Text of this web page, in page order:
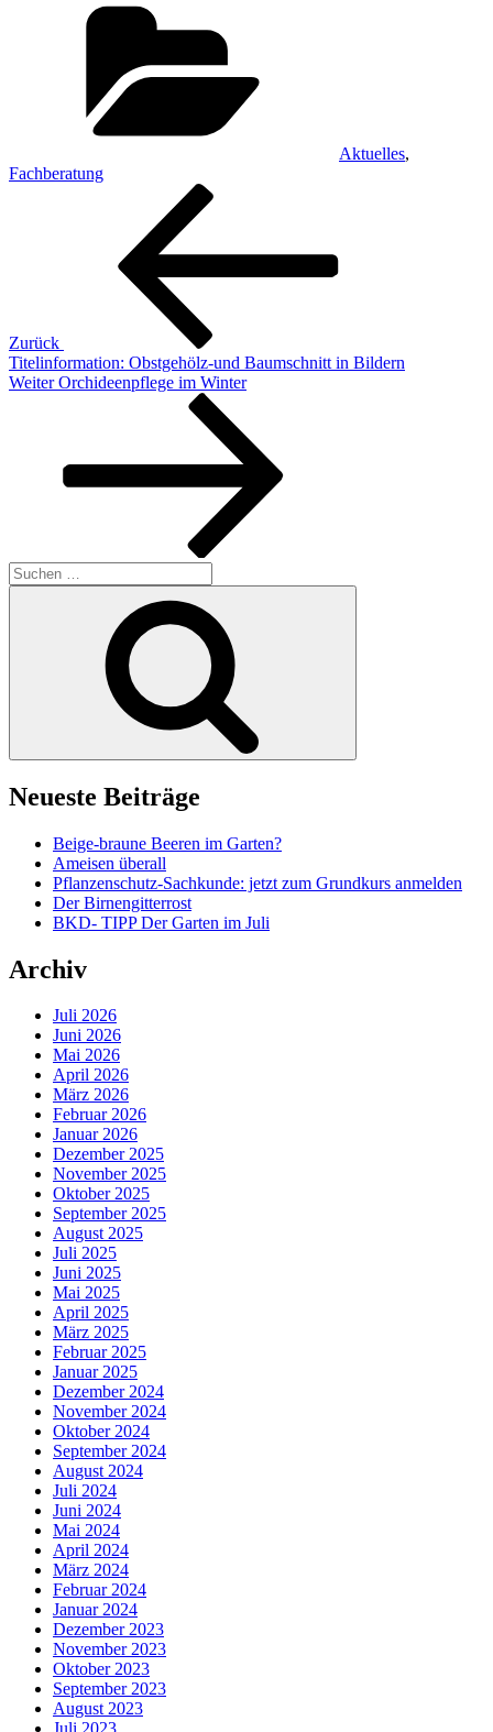
Aktuelles,
Fachberatung
Beitragsnavigation
Zurück
Titelinformation: Obstgehölz-und Baumschnitt in Bildern
Nächster
Weiter Orchideenpflege im Winter
Suchen
nach:
Neueste Beiträge
Beige-braune Beeren im Garten?
Ameisen überall
Pflanzenschutz-Sachkunde: jetzt zum Grundkurs anmelden
Der Birnengitterrost
BKD- TIPP Der Garten im Juli
Archiv
Juli 2026
Juni 2026
Mai 2026
April 2026
März 2026
Februar 2026
Januar 2026
Dezember 2025
November 2025
Oktober 2025
September 2025
August 2025
Juli 2025
Juni 2025
Mai 2025
April 2025
März 2025
Februar 2025
Januar 2025
Dezember 2024
November 2024
Oktober 2024
September 2024
August 2024
Juli 2024
Juni 2024
Mai 2024
April 2024
März 2024
Februar 2024
Januar 2024
Dezember 2023
November 2023
Oktober 2023
September 2023
August 2023